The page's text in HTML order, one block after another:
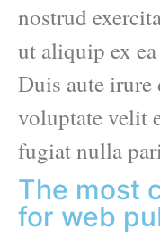
nostrud
ut aliquip ex
Duis aute
voluptate velit
fugiat nulla
The most
for web